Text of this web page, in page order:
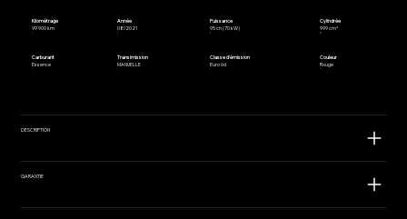
Kilométrage
99 900 km
Année
08/2021
Puissance
95 ch (70 kW)
Cylindrée
999 cm³
Carburant
Essence
Transimission
MANUELLE
Classe d'émission
Euro 6d
Couleur
Rouge
DESCRIPTION
GARANTIE